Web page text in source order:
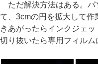
ただ解決方法はある。パ
て、3cmの円を拡大して
きあがったらインクジェッ
切り抜いたら専用フィルム